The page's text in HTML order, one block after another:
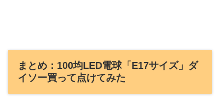
まとめ：100均LED電球「E17サイズ」ダ
イソー買って点けてみた